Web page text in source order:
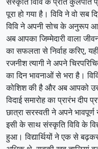
पूरा हो गया है। विवि ने वो सब
विवि ने अपनी सोच के अनुरूप
अब आपका जिम्मेदारी वाला
का सफलता से निर्वाह करिए,
रजनीश त्यागी ने अपने
का दिन भावनाओं से भरा है।
कोशिश की है और अब आपको
विदाई समारोह का प्रारंभ
छात्रा सरस्वती ने अपने
इसी के साथ संस्कृति विवि के
हुआ। विद्यार्थियों ने एक से